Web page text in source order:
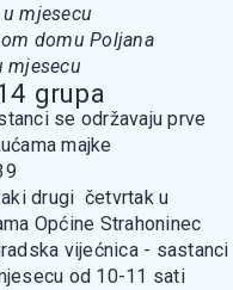
mjesecu
domu Poljana
mjesecu
grupa
se održavaju prve
majke
drugi četvrtak u
Općine Strahoninec
vijećnica - sastanci
od 10-11 sati